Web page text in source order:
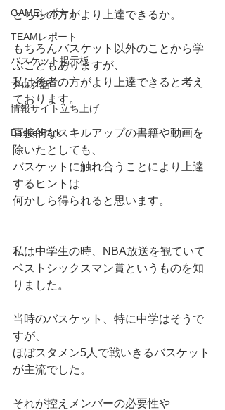
GAMEレポート
TEAMレポート
バスケット掲示板
ブログ話
情報サイト立ち上げ
BasketPark
どちらの方がより上達できるか。
もちろんバスケット以外のことから学
ぶこともありますが、
私は後者の方がより上達できると考え
ております。
直接的なスキルアップの書籍や動画を
除いたとしても、
バスケットに触れ合うことにより上達
するヒントは
何かしら得られると思います。
私は中学生の時、NBA放送を観ていて
ベストシックスマン賞というものを知
りました。
当時のバスケット、特に中学はそうで
すが、
ほぼスタメン5人で戦いきるバスケット
が主流でした。
それが控えメンバーの必要性や